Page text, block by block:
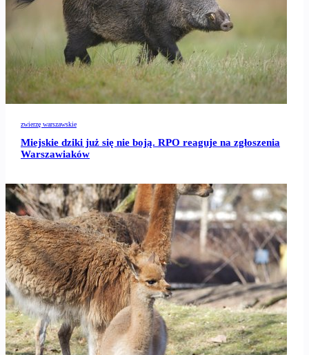
zwierzę warszawskie
Miejskie dziki już się nie boją. RPO reaguje na zgłoszenia
Warszawiaków